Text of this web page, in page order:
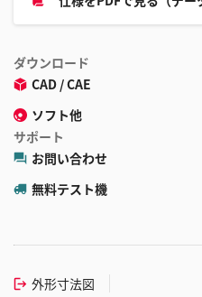
ダウンロード
CAD / CAE
ソフト他
サポート
お問い合わせ
無料テスト機
外形寸法図